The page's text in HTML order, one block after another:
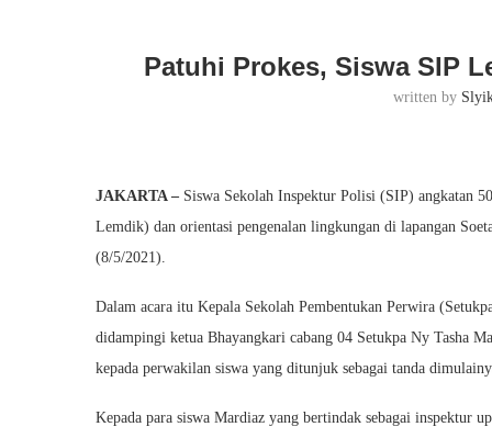
Patuhi Prokes, Siswa SIP
written by
JAKARTA – Siswa Sekolah Inspektur Polisi (SIP) angkatan
Lemdik) dan orientasi pengenalan lingkungan di lapangan
(8/5/2021).
Dalam acara itu Kepala Sekolah Pembentukan Perwira
didampingi ketua Bhayangkari cabang 04 Setukpa Ny Tasha
kepada perwakilan siswa yang ditunjuk sebagai tanda
Kepada para siswa Mardiaz yang bertindak sebagai inspektur